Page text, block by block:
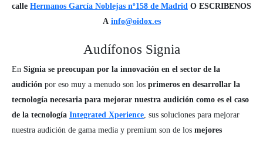
calle Hermanos García Noblejas nº158 de Madrid O ESCRIBENOS
A info@oidox.es
Audífonos Signia
En Signia se preocupan por la innovación en el sector de la
audición por eso muy a menudo son los primeros en desarrollar la
tecnología necesaria para mejorar nuestra audición como es el caso
de la tecnología Integrated Xperience, sus soluciones para mejorar
nuestra audición de gama media y premium son de los mejores